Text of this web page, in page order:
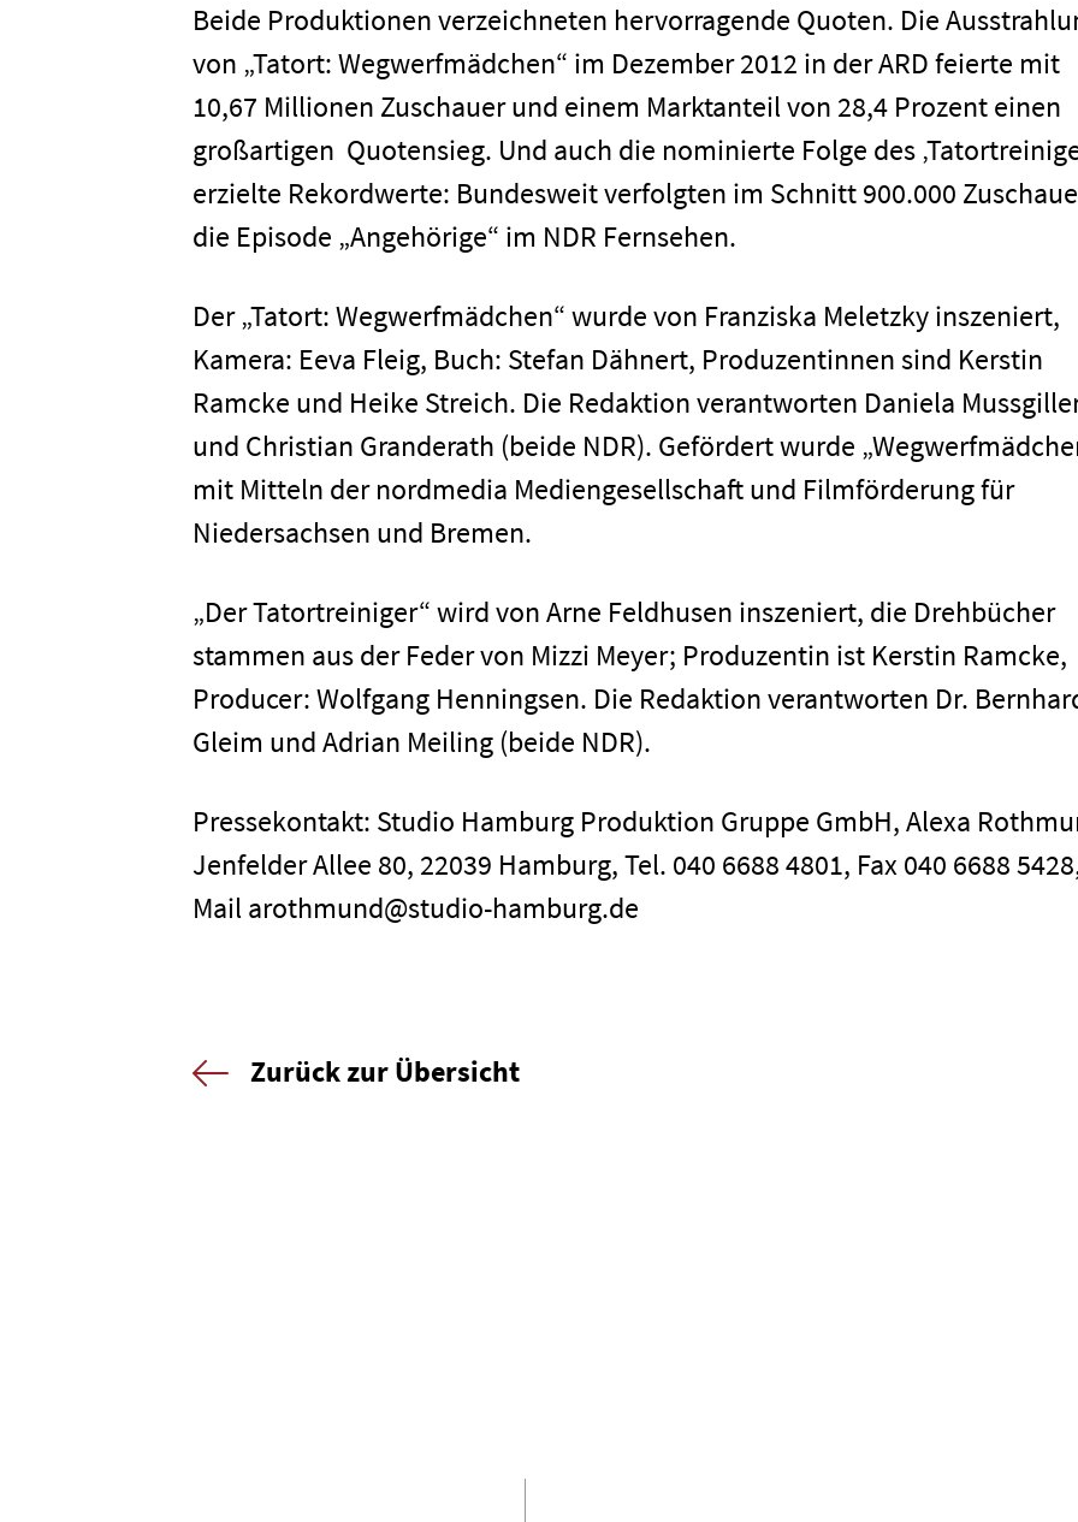
Beide Produktionen verzeichneten hervorragende Quoten. Die
von „Tatort: Wegwerfmädchen“ im Dezember 2012 in der ARD feierte mit
10,67 Millionen Zuschauer und einem Marktanteil von 28,4 Prozent einen
großartigen Quotensieg. Und auch die nominierte Folge des
erzielte Rekordwerte: Bundesweit verfolgten im Schnitt 900.000
die Episode „Angehörige“ im NDR Fernsehen.
Der „Tatort: Wegwerfmädchen“ wurde von Franziska Meletzky inszeniert,
Kamera: Eeva Fleig, Buch: Stefan Dähnert, Produzentinnen sind Kerstin
Ramcke und Heike Streich. Die Redaktion verantworten Daniela
und Christian Granderath (beide NDR). Gefördert wurde
mit Mitteln der nordmedia Mediengesellschaft und Filmförderung für
Niedersachsen und Bremen.
„Der Tatortreiniger“ wird von Arne Feldhusen inszeniert, die Drehbücher
stammen aus der Feder von Mizzi Meyer; Produzentin ist Kerstin Ramcke,
Producer: Wolfgang Henningsen. Die Redaktion verantworten Dr.
Gleim und Adrian Meiling (beide NDR).
Pressekontakt: Studio Hamburg Produktion Gruppe GmbH, Alexa
Jenfelder Allee 80, 22039 Hamburg, Tel. 040 6688 4801, Fax 040 6688
Mail arothmund@studio-hamburg.de
Zurück zur Übersicht
Kontakt
Newsletter Datenschutz Impressum